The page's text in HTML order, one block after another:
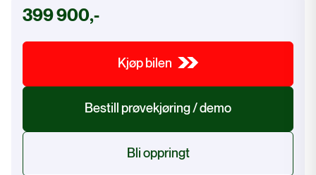
399 900,-
Kjøp bilen
Bestill prøvekjøring / demo
Bli oppringt